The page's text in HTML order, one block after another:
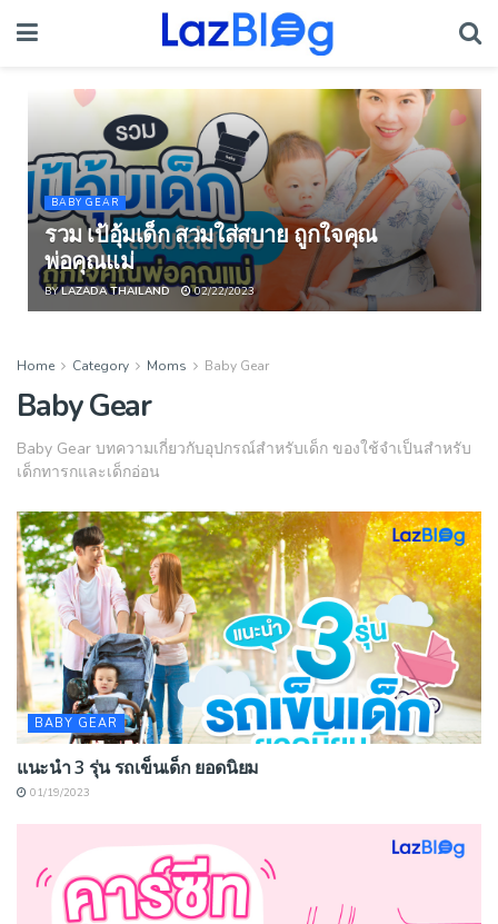
BABY GEAR
รวม เป้อุ้มเด็ก สวมใส่สบาย ถูกใจคุณ
พ่อคุณแม่
BY LAZADA THAILAND 02/22/2023
Home Category Moms Baby Gear
Baby Gear
Baby Gear บทความเกี่ยวกับอุปกรณ์สำหรับเด็ก ของใช้จำเป็นสำหรับ
เด็กทารกและเด็กอ่อน
BABY GEAR
แนะนำ 3 รุ่น รถเข็นเด็ก ยอดนิยม
01/19/2023